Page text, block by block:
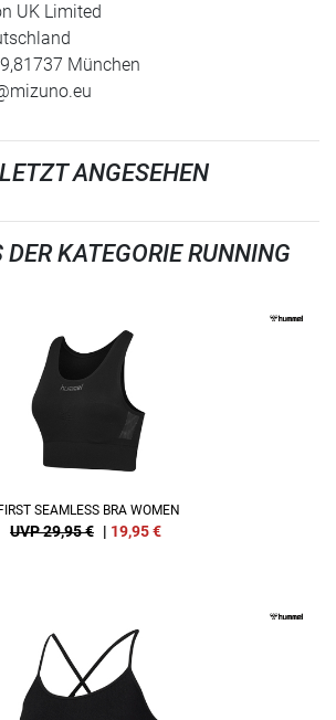
UK Limited
München
ANGESEHEN
KATEGORIE RUNNING
FIRST SEAMLESS BRA WOMEN
UVP 29,95 € | 19,95€